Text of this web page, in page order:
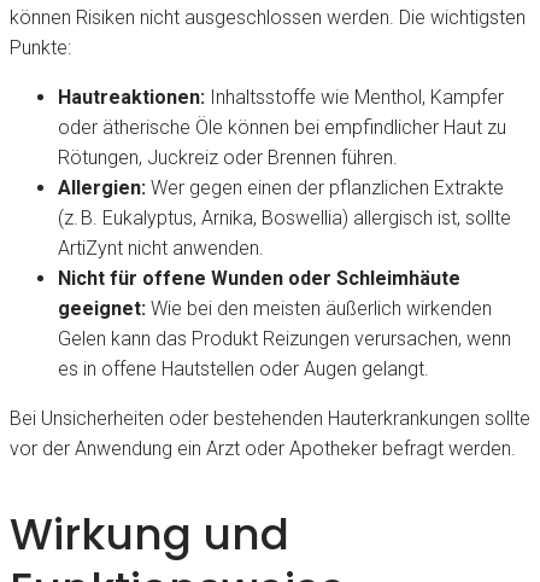
können Risiken nicht ausgeschlossen werden. Die wichtigsten
Punkte:
Hautreaktionen: Inhaltsstoffe wie Menthol, Kampfer
oder ätherische Öle können bei empfindlicher Haut zu
Rötungen, Juckreiz oder Brennen führen.
Allergien: Wer gegen einen der pflanzlichen Extrakte
(z. B. Eukalyptus, Arnika, Boswellia) allergisch ist, sollte
ArtiZynt nicht anwenden.
Nicht für offene Wunden oder Schleimhäute
geeignet: Wie bei den meisten äußerlich wirkenden
Gelen kann das Produkt Reizungen verursachen, wenn
es in offene Hautstellen oder Augen gelangt.
Bei Unsicherheiten oder bestehenden Hauterkrankungen sollte
vor der Anwendung ein Arzt oder Apotheker befragt werden.
Wirkung und